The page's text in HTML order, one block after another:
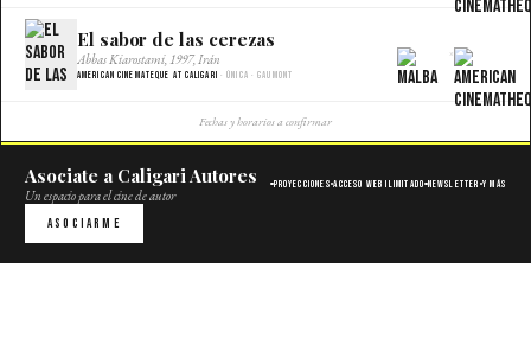
El sabor de las cerezas
Abbas Kiarostami, 1997, Irán
American Cinemateque at Caligari · Única · Gaumont
×
Fechas y horarios a confirmar
Asociate a Caligari Autores
Un espacio para el cine de autor
Proyecciones Acceso web ilimitado Newsletter Y más
Asociarme